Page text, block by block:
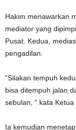
Hakim menawarkan
mediator yang
Pusat. Kedua,
pengadilan.
“Silakan tempuh
bisa ditempuh jalan
sebulan, ” kata
Ia kemudian